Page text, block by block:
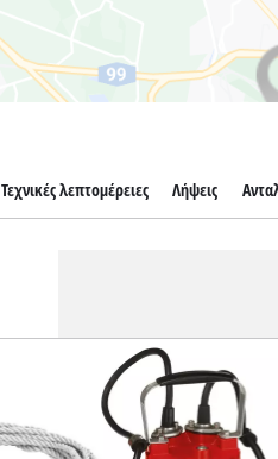
Τεχνικές λεπτομέρειες Λήψεις